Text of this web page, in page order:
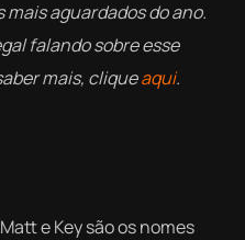
mais aguardados do ano.
falando sobre esse
mais, cliqueaqui.
e Key são os nomes